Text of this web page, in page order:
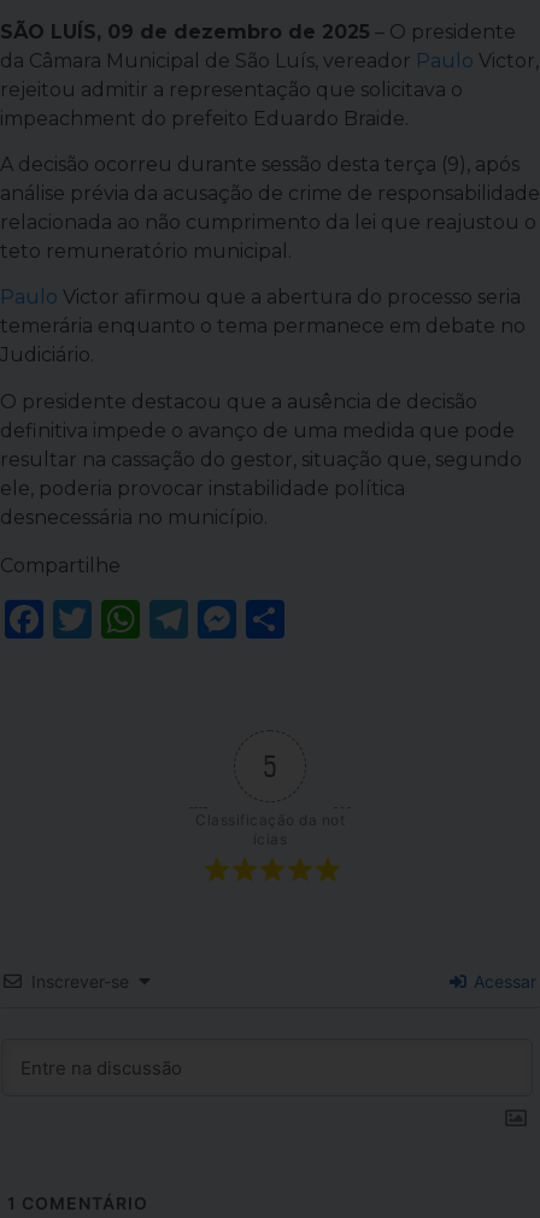
SÃO LUÍS, 09 de dezembro de 2025 – O presidente
da Câmara Municipal de São Luís, vereador Paulo Victor,
rejeitou admitir a representação que solicitava o
impeachment do prefeito Eduardo Braide.
A decisão ocorreu durante sessão desta terça (9), após
análise prévia da acusação de crime de responsabilidade
relacionada ao não cumprimento da lei que reajustou o
teto remuneratório municipal.
Paulo Victor afirmou que a abertura do processo seria
temerária enquanto o tema permanece em debate no
Judiciário.
O presidente destacou que a ausência de decisão
definitiva impede o avanço de uma medida que pode
resultar na cassação do gestor, situação que, segundo
ele, poderia provocar instabilidade política
desnecessária no município.
Compartilhe
Facebook
Twitter
WhatsApp
Telegram
Messenger
5
Classificação da not
Inscrever-se Acessar
1 COMENTÁRIO